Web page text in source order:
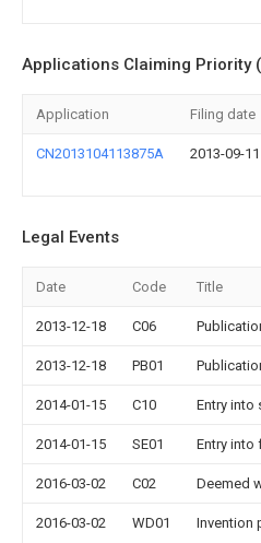
Applications Claiming Priority
Application Filing date
CN2013104113875A 2013-09-11
Legal Events
Date Code Title
2013-12-18 C06
2013-12-18 PB01
2014-01-15 C10 Entry into
2014-01-15 SE01 Entry into
2016-03-02 C02 Deemed
2016-03-02 WD01 Invention